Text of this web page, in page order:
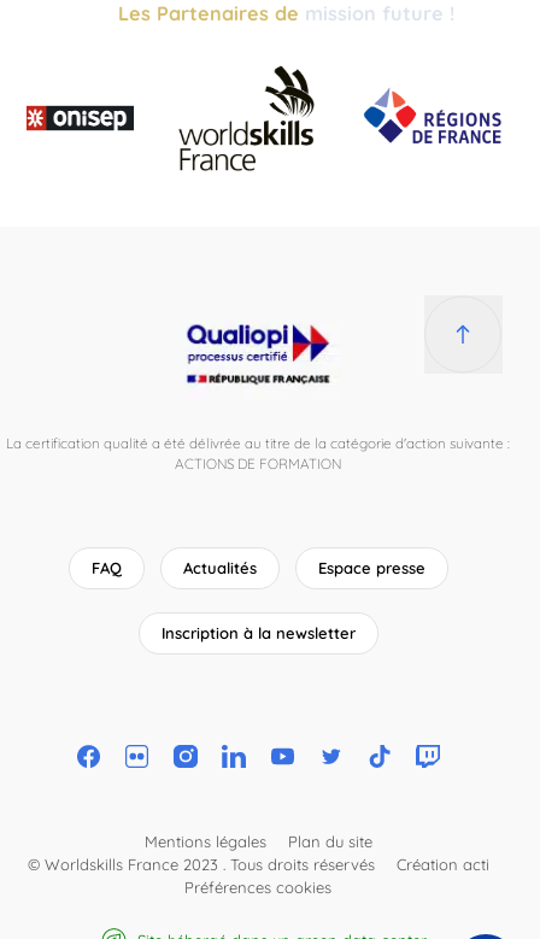
Les Partenaires de mission future !
La certification qualité a été délivrée au titre de la catégorie d'action suivante :
ACTIONS DE FORMATION
FAQ Actualités Espace presse
Inscription à la newsletter
Mentions légales
Plan du site
© Worldskills France 2023 . Tous droits réservés
Création acti
Préférences cookies